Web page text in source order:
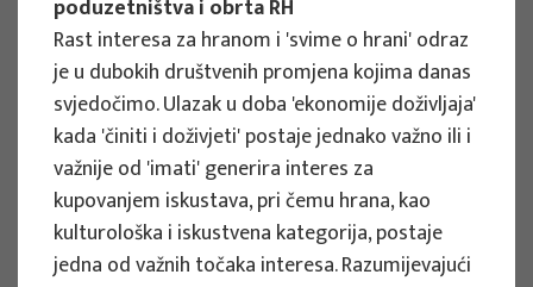
FOTO:ILUSTRATIVNA FOTOGRAFIJA
Projekti
Filtriraj
Sve
poduzetništva i obrta RH
Rast interesa za hranom i 'svime o hrani' odraz
je u dubokih društvenih promjena kojima danas
svjedočimo. Ulazak u doba 'ekonomije doživljaja'
kada 'činiti i doživjeti' postaje jednako važno ili i
važnije od 'imati' generira interes za
kupovanjem iskustava, pri čemu hrana, kao
kulturološka i iskustvena kategorija, postaje
jedna od važnih točaka interesa. Razumijevajući